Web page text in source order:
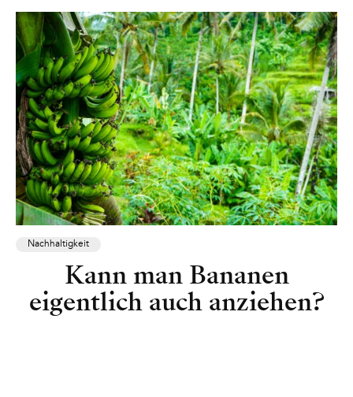
Nachhaltigkeit
Kann man Bananen
eigentlich auch anziehen?